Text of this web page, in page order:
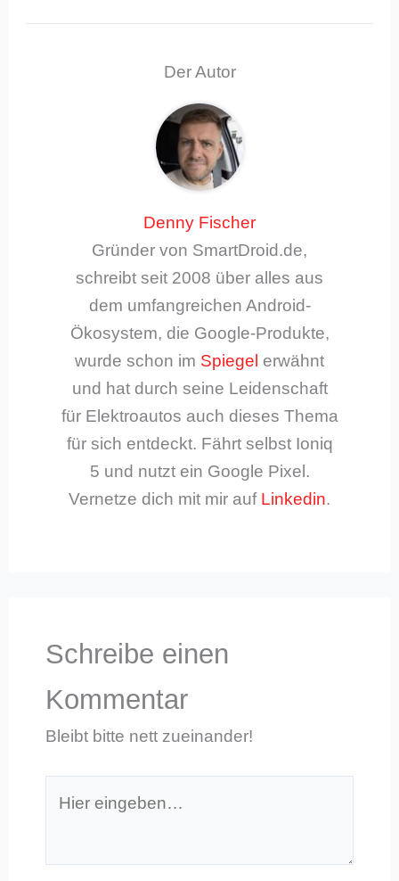
Der Autor
Denny Fischer
Gründer von SmartDroid.de,
schreibt seit 2008 über alles aus
dem umfangreichen Android-
Ökosystem, die Google-Produkte,
wurde schon im Spiegel erwähnt
und hat durch seine Leidenschaft
für Elektroautos auch dieses Thema
für sich entdeckt. Fährt selbst Ioniq
5 und nutzt ein Google Pixel.
Vernetze dich mit mir auf Linkedin.
Schreibe einen
Kommentar
Bleibt bitte nett zueinander!
eingeben…